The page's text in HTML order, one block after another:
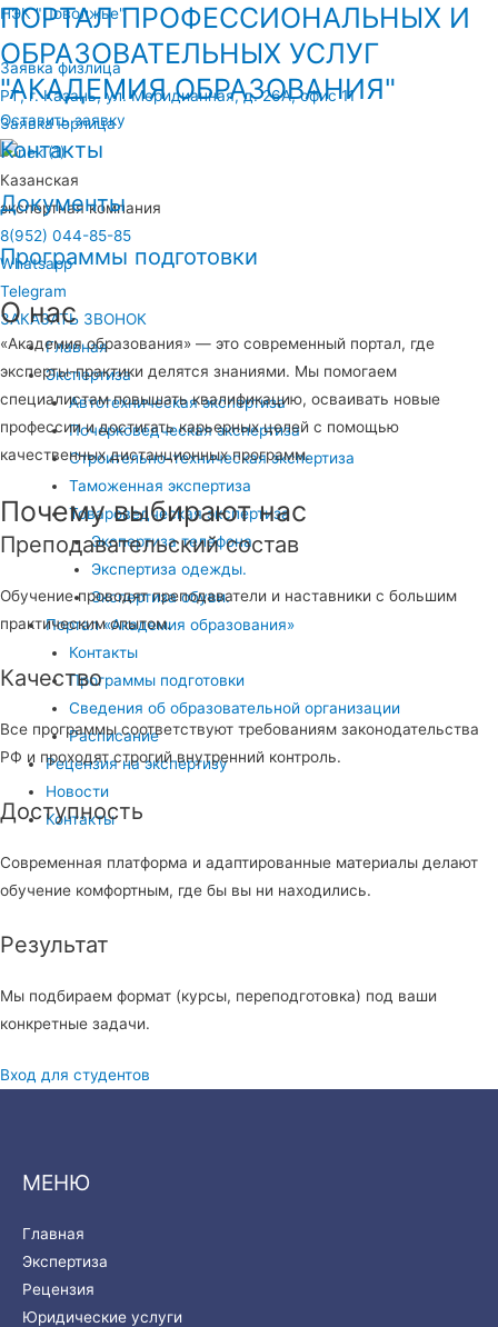
НЭК "Поволжье"
Заявка физлица
РТ, г. Казань, ул. Меридианная, д. 26А, офис 11
Заявка юрлица
Казанская
экспертная компания
8(952) 044-85-85
Whatsapp
Telegram
ЗАКАЗАТЬ ЗВОНОК
Главная
Экспертиза
Автотехническая экспертиза
Почерковедческая экспертиза
Строительно-техническая экспертиза
Таможенная экспертиза
Товароведческая экспертиза
Экспертиза телефона
Экспертиза одежды.
Экспертиза обуви.
Портал «Академия образования»
Контакты
Программы подготовки
Сведения об образовательной организации
Расписание
Рецензия на экспертизу
Новости
Контакты
ПОРТАЛ ПРОФЕССИОНАЛЬНЫХ И
ОБРАЗОВАТЕЛЬНЫХ УСЛУГ
"АКАДЕМИЯ ОБРАЗОВАНИЯ"
Оставить заявку
Контакты
Документы
Программы подготовки
О нас
«Академия образования» — это современный портал, где
эксперты-практики делятся знаниями. Мы помогаем
специалистам повышать квалификацию, осваивать новые
профессии и достигать карьерных целей с помощью
качественных дистанционных программ.
Почему выбирают нас
Преподавательский состав
Обучение проводят преподаватели и наставники с большим
практическим опытом.
Качество
Все программы соответствуют требованиям законодательства
РФ и проходят строгий внутренний контроль.
Доступность
Современная платформа и адаптированные материалы делают
обучение комфортным, где бы вы ни находились.
Результат
Мы подбираем формат (курсы, переподготовка) под ваши
конкретные задачи.
Вход для студентов
МЕНЮ
Главная
Экспертиза
Рецензия
Юридические услуги